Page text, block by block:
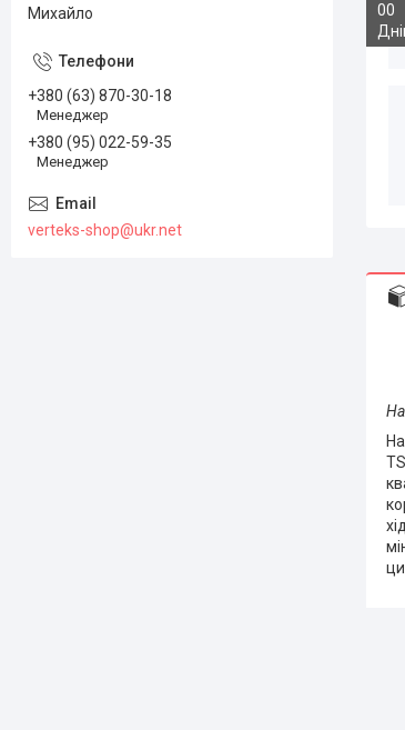
00
Михайло
+380 (63) 870-30-18
Менеджер
+380 (95) 022-59-35
Менеджер
verteks-shop@ukr.net